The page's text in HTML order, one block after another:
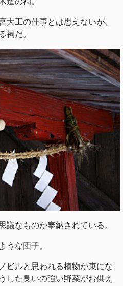
大工の仕事とは思えないが、
祠だ。
議なものが奉納されている。
うな団子。
ビルと思われる植物が束にな
した臭いの強い野菜がお供え